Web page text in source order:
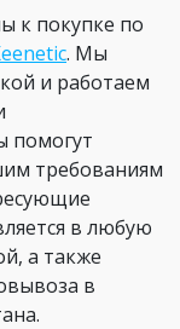
к покупке по
. Мы
и работаем
помогут
требованиям
в любую
а также
в